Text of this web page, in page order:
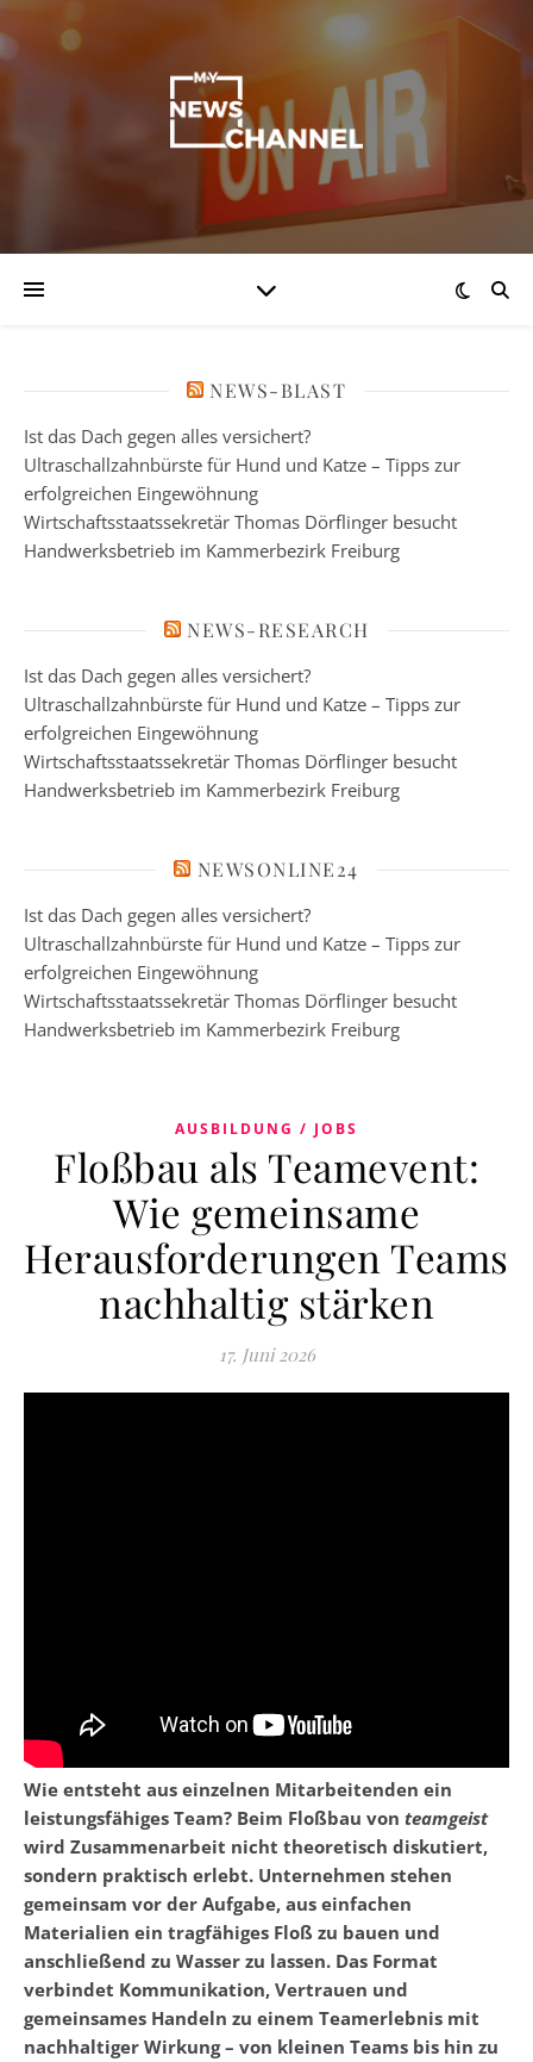
NEWS-BLAST
Ist das Dach gegen alles versichert?
Ultraschallzahnbürste für Hund und Katze – Tipps zur
erfolgreichen Eingewöhnung
Wirtschaftsstaatssekretär Thomas Dörflinger besucht
Handwerksbetrieb im Kammerbezirk Freiburg
NEWS-RESEARCH
Ist das Dach gegen alles versichert?
Ultraschallzahnbürste für Hund und Katze – Tipps zur
erfolgreichen Eingewöhnung
Wirtschaftsstaatssekretär Thomas Dörflinger besucht
Handwerksbetrieb im Kammerbezirk Freiburg
NEWSONLINE24
Ist das Dach gegen alles versichert?
Ultraschallzahnbürste für Hund und Katze – Tipps zur
erfolgreichen Eingewöhnung
Wirtschaftsstaatssekretär Thomas Dörflinger besucht
Handwerksbetrieb im Kammerbezirk Freiburg
AUSBILDUNG / JOBS
Floßbau als Teamevent:
Wie gemeinsame
Herausforderungen Teams
nachhaltig stärken
17. Juni 2026
Wie entsteht aus einzelnen Mitarbeitenden ein
leistungsfähiges Team? Beim Floßbau von teamgeist
wird Zusammenarbeit nicht theoretisch diskutiert,
sondern praktisch erlebt. Unternehmen stehen
gemeinsam vor der Aufgabe, aus einfachen
Materialien ein tragfähiges Floß zu bauen und
anschließend zu Wasser zu lassen. Das Format
verbindet Kommunikation, Vertrauen und
gemeinsames Handeln zu einem Teamerlebnis mit
nachhaltiger Wirkung – von kleinen Teams bis hin zu